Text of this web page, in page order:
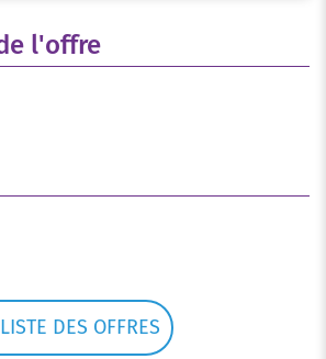
l'offre
DES OFFRES